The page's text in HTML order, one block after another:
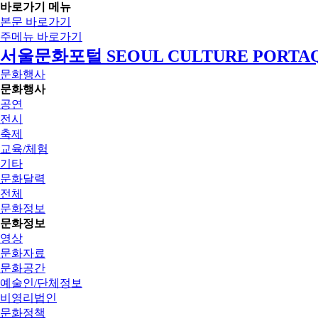
바로가기 메뉴
본문 바로가기
주메뉴 바로가기
서울문화포털 SEOUL CULTURE
문화행사
문화행사
공연
전시
축제
교육/체험
기타
문화달력
전체
문화정보
문화정보
영상
문화자료
문화공간
예술인/단체정보
비영리법인
문화정책